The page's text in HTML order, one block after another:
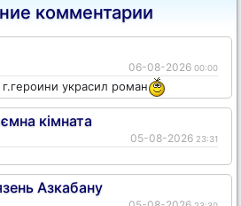
комментарии
06-08-2026 00:00
украсил роман
кімната
05-08-2026 23:31
Азкабану